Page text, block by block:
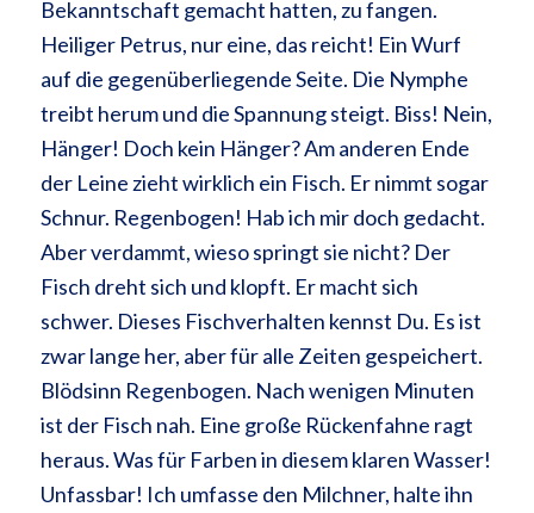
Bekanntschaft gemacht hatten, zu fangen.
Heiliger Petrus, nur eine, das reicht! Ein Wurf
auf die gegenüberliegende Seite. Die Nymphe
treibt herum und die Spannung steigt. Biss! Nein,
Hänger! Doch kein Hänger? Am anderen Ende
der Leine zieht wirklich ein Fisch. Er nimmt sogar
Schnur. Regenbogen! Hab ich mir doch gedacht.
Aber verdammt, wieso springt sie nicht? Der
Fisch dreht sich und klopft. Er macht sich
schwer. Dieses Fischverhalten kennst Du. Es ist
zwar lange her, aber für alle Zeiten gespeichert.
Blödsinn Regenbogen. Nach wenigen Minuten
ist der Fisch nah. Eine große Rückenfahne ragt
heraus. Was für Farben in diesem klaren Wasser!
Unfassbar! Ich umfasse den Milchner, halte ihn